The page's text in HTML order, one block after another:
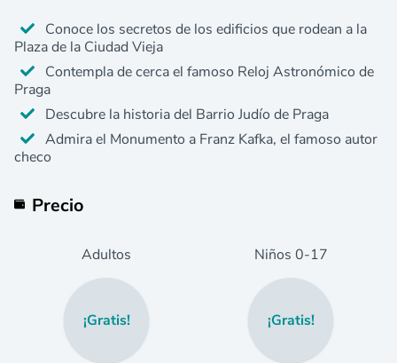
Conoce los secretos de los edificios que rodean a la
Plaza de la Ciudad Vieja
Contempla de cerca el famoso Reloj Astronómico de
Praga
Descubre la historia del Barrio Judío de Praga
Admira el Monumento a Franz Kafka, el famoso autor
checo
Precio
Adultos
¡Gratis!
Niños 0-17
¡Gratis!